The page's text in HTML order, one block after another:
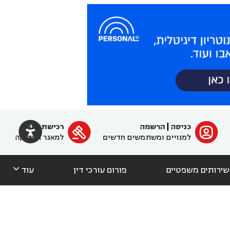
 ﱐ כניסה
הרשמה
למנויים ומשתמשים חדשים

רכישת מנוי
למאגר הפסיקה
שירותים משפטיים פורום עורכי דין עוד 